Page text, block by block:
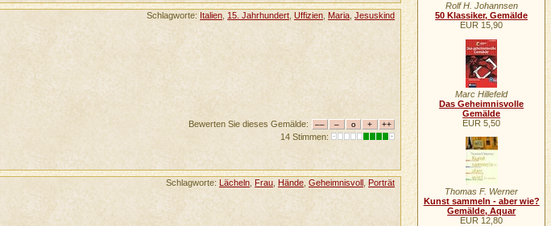
Schlagworte: Italien 15. Jahrhundert ,Uffizien Maria ,Jesuskind
Bewerten Sie dieses Gemälde:
14 Stimmen:
Schlagworte: Lächeln Frau Hände ,Geheimnisvoll Porträt
Rolf H. Johannsen
50 Klassiker, Gemälde
EUR 15,90
Marc Hillefeld
Das Geheimnisvolle
Gemälde
EUR 5,50
Thomas F. Werner
Kunst sammeln - aber wie?
Gemälde, Aquar
EUR 12,80